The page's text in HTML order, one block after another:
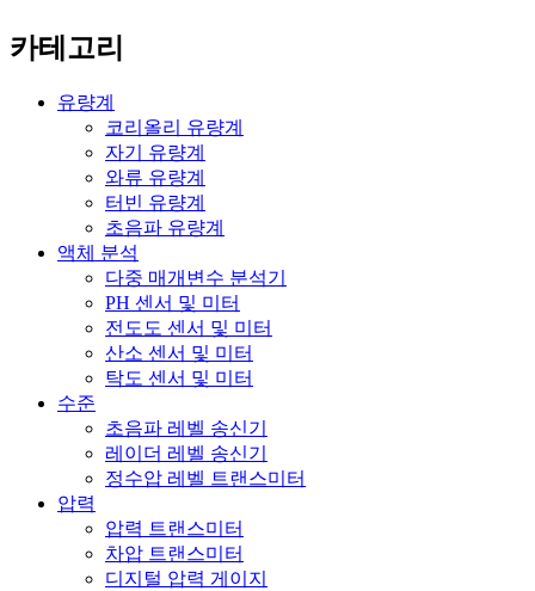
카테고리
유량계
코리올리 유량계
자기 유량계
와류 유량계
터빈 유량계
초음파 유량계
액체 분석
다중 매개변수 분석기
PH 센서 및 미터
전도도 센서 및 미터
산소 센서 및 미터
탁도 센서 및 미터
수준
초음파 레벨 송신기
레이더 레벨 송신기
정수압 레벨 트랜스미터
압력
압력 트랜스미터
차압 트랜스미터
디지털 압력 게이지